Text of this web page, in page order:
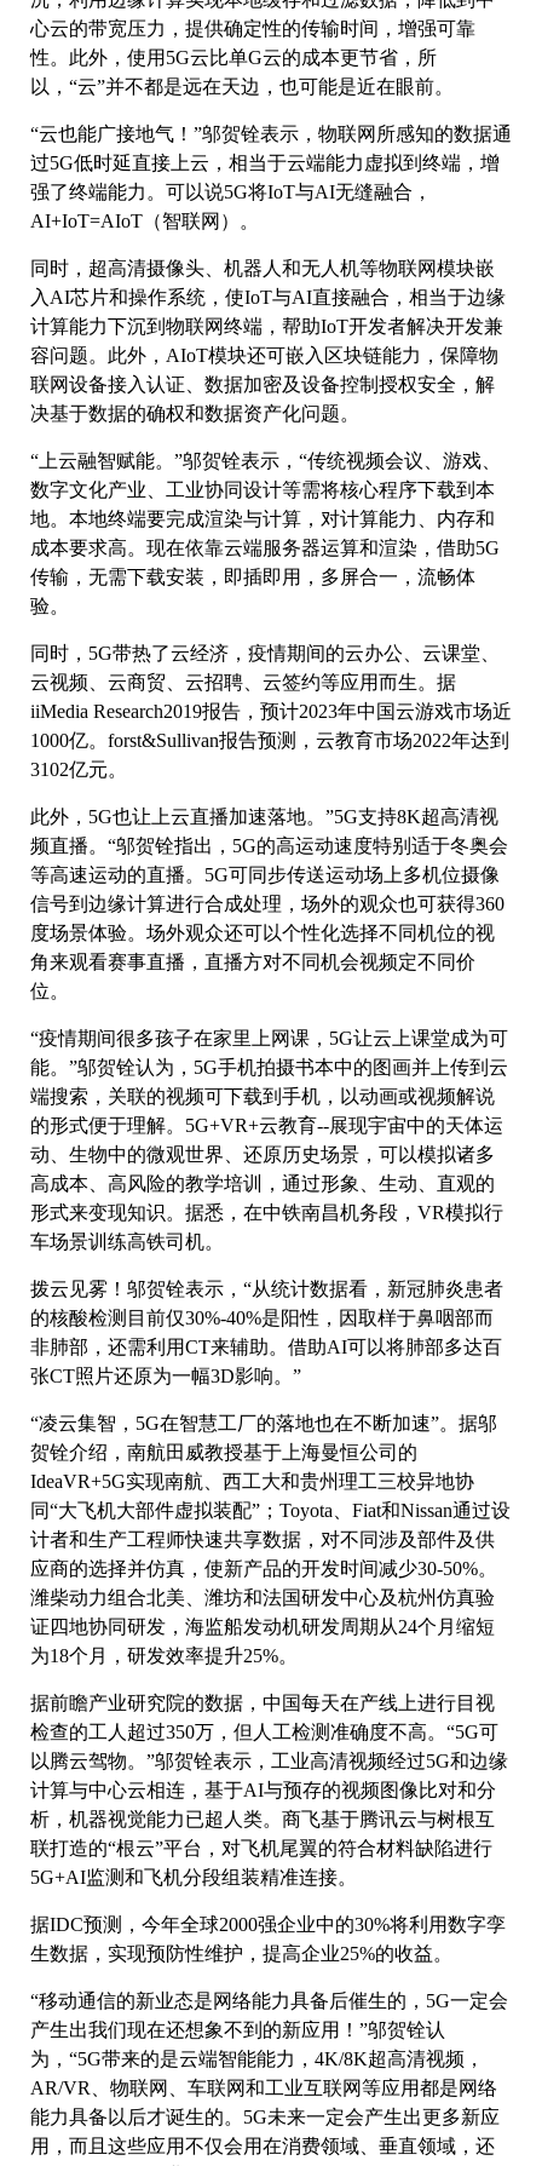
心云的带宽压力，提供确定性的传输时间，增强可靠
性。此外，使用5G云比单G云的成本更节省，所
以，“云”并不都是远在天边，也可能是近在眼前。
“云也能广接地气！”邬贺铨表示，物联网所感知的数据通
过5G低时延直接上云，相当于云端能力虚拟到终端，增
强了终端能力。可以说5G将IoT与AI无缝融合，
AI+IoT=AIoT（智联网）。
同时，超高清摄像头、机器人和无人机等物联网模块嵌
入AI芯片和操作系统，使IoT与AI直接融合，相当于边缘
计算能力下沉到物联网终端，帮助IoT开发者解决开发兼
容问题。此外，AIoT模块还可嵌入区块链能力，保障物
联网设备接入认证、数据加密及设备控制授权安全，解
决基于数据的确权和数据资产化问题。
“上云融智赋能。”邬贺铨表示，“传统视频会议、游戏、
数字文化产业、工业协同设计等需将核心程序下载到本
地。本地终端要完成渲染与计算，对计算能力、内存和
成本要求高。现在依靠云端服务器运算和渲染，借助5G
传输，无需下载安装，即插即用，多屏合一，流畅体
验。
同时，5G带热了云经济，疫情期间的云办公、云课堂、
云视频、云商贸、云招聘、云签约等应用而生。据
iiMedia Research2019报告，预计2023年中国云游戏市场近
1000亿。forst&Sullivan报告预测，云教育市场2022年达到
3102亿元。
此外，5G也让上云直播加速落地。”5G支持8K超高清视
频直播。“邬贺铨指出，5G的高运动速度特别适于冬奥会
等高速运动的直播。5G可同步传送运动场上多机位摄像
信号到边缘计算进行合成处理，场外的观众也可获得360
度场景体验。场外观众还可以个性化选择不同机位的视
角来观看赛事直播，直播方对不同机会视频定不同价
位。
“疫情期间很多孩子在家里上网课，5G让云上课堂成为可
能。”邬贺铨认为，5G手机拍摄书本中的图画并上传到云
端搜索，关联的视频可下载到手机，以动画或视频解说
的形式便于理解。5G+VR+云教育--展现宇宙中的天体运
动、生物中的微观世界、还原历史场景，可以模拟诸多
高成本、高风险的教学培训，通过形象、生动、直观的
形式来变现知识。据悉，在中铁南昌机务段，VR模拟行
车场景训练高铁司机。
拨云见雾！邬贺铨表示，“从统计数据看，新冠肺炎患者
的核酸检测目前仅30%-40%是阳性，因取样于鼻咽部而
非肺部，还需利用CT来辅助。借助AI可以将肺部多达百
张CT照片还原为一幅3D影响。”
“凌云集智，5G在智慧工厂的落地也在不断加速”。据邬
贺铨介绍，南航田威教授基于上海曼恒公司的
IdeaVR+5G实现南航、西工大和贵州理工三校异地协
同“大飞机大部件虚拟装配”；Toyota、Fiat和Nissan通过设
计者和生产工程师快速共享数据，对不同涉及部件及供
应商的选择并仿真，使新产品的开发时间减少30-50%。
潍柴动力组合北美、潍坊和法国研发中心及杭州仿真验
证四地协同研发，海监船发动机研发周期从24个月缩短
为18个月，研发效率提升25%。
据前瞻产业研究院的数据，中国每天在产线上进行目视
检查的工人超过350万，但人工检测准确度不高。“5G可
以腾云驾物。”邬贺铨表示，工业高清视频经过5G和边缘
计算与中心云相连，基于AI与预存的视频图像比对和分
析，机器视觉能力已超人类。商飞基于腾讯云与树根互
联打造的“根云”平台，对飞机尾翼的符合材料缺陷进行
5G+AI监测和飞机分段组装精准连接。
据IDC预测，今年全球2000强企业中的30%将利用数字孪
生数据，实现预防性维护，提高企业25%的收益。
“移动通信的新业态是网络能力具备后催生的，5G一定会
产生出我们现在还想象不到的新应用！”邬贺铨认
为，“5G带来的是云端智能能力，4K/8K超高清视频，
AR/VR、物联网、车联网和工业互联网等应用都是网络
能力具备以后才诞生的。5G未来一定会产生出更多新应
用，而且这些应用不仅会用在消费领域、垂直领域，还